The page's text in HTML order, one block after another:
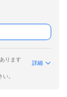
ります
詳細
。